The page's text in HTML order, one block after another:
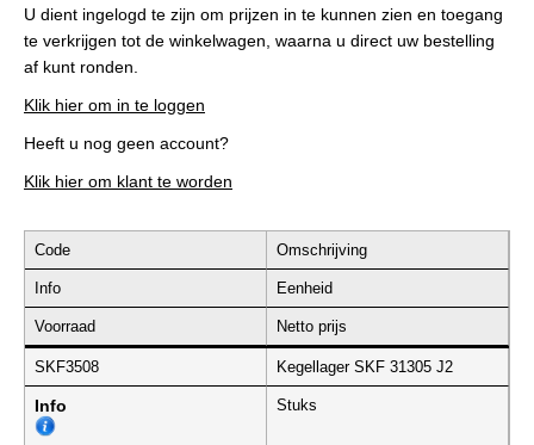
U dient ingelogd te zijn om prijzen in te kunnen zien en toegang
te verkrijgen tot de winkelwagen, waarna u direct uw bestelling
af kunt ronden.
Klik hier om in te loggen
Heeft u nog geen account?
Klik hier om klant te worden
Code Omschrijving
Info Eenheid
Voorraad Netto prijs
SKF3508 Kegellager SKF 31305 J2
Info Stuks